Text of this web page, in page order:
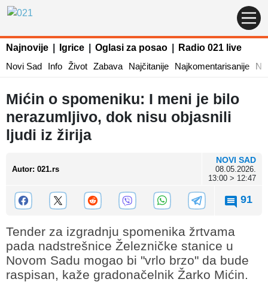
Najnovije Igrice Oglasi za posao
Radio 021 live
Novi Sad
Info Život Zabava Najčitanije Najkomentarisanije
Mićin o spomeniku: I meni je bilo
nerazumljivo, dok nisu objasnili
ljudi iz žirija
Autor: 021.rs
NOVI SAD
08.05.2026.
13:00 > 12:47
91
Tender za izgradnju spomenika žrtvama
pada nadstrešnice Železničke stanice u
Novom Sadu mogao bi "vrlo brzo" da bude
raspisan, kaže gradonačelnik Žarko Mićin.